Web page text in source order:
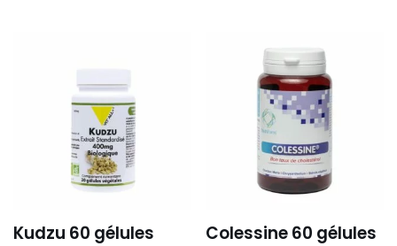
Kudzu 60 gélules Colessine 60 gélules